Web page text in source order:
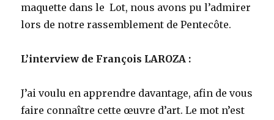
maquette dans le Lot, nous avons pu l’admirer
lors de notre rassemblement de Pentecôte.
L’interview de François LAROZA :
J’ai voulu en apprendre davantage, afin de vous
faire connaître cette œuvre d’art. Le mot n’est